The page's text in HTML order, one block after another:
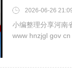
2026-06-26
小编整理分享河南
www hnzjgl gov